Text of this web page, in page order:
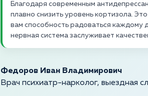
Благодаря современным
плавно снизить уровень кортизола.
вам способность радоваться каждому
нервная система заслуживает
Федоров Иван Владимирович
Врач психиатр-нарколог, выездная